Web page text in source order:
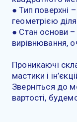
● Тип поверхні
геометрією
● Стан основи
вирівнювання,
Проникаючі
мастики і
Зверніться до
вартості,